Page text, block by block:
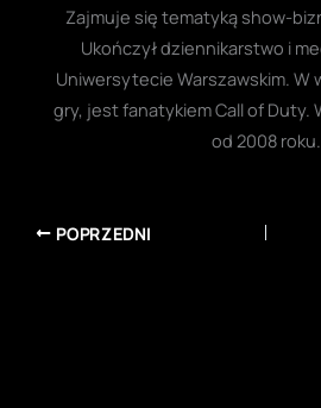
Zajmuje się tematyką show-
Ukończył dziennikarstwo i
Uniwersytecie Warszawskim. W
gry, jest fanatykiem Call of Duty.
od 2008 roku.
POPRZEDNI